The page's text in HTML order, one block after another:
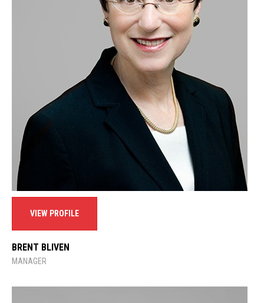
VIEW PROFILE
BRENT BLIVEN
MANAGER